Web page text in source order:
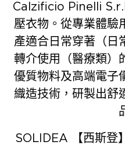
Calzificio Pinelli
壓衣物。從專業體驗
產適合日常穿著（日
轉介使用（醫療類）
優質物料及高端電子
織造技術，研製出舒
SOLIDEA 【西斯登